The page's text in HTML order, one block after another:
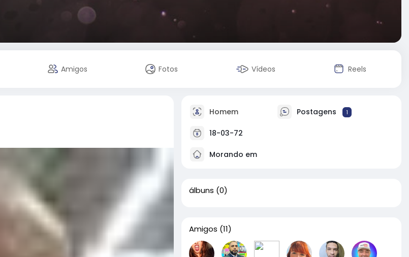
Amigos Fotos Vídeos Reels
Homem Postagens 1
18-03-72
Morando em
álbuns (0)
Amigos (11)